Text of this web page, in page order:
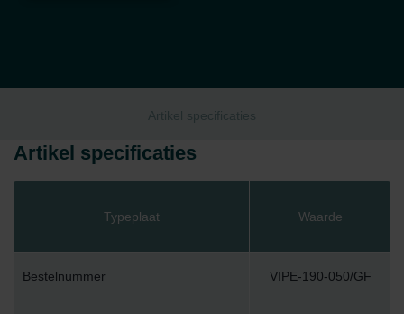
Artikel specificaties
Artikel specificaties
Typeplaat Waarde
Bestelnummer VIPE-190-050/GF